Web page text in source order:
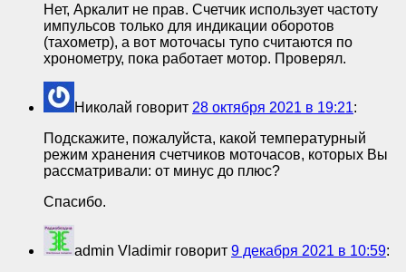
Нет, Аркалит не прав. Счетчик использует частоту
импульсов только для индикации оборотов
(тахометр), а вот моточасы тупо считаются по
хронометру, пока работает мотор. Проверял.
Николай говорит 28 октября 2021 в 19:21:
Подскажите, пожалуйста, какой температурный
режим хранения счетчиков моточасов, которых Вы
рассматривали: от минус до плюс?
Спасибо.
admin Vladimir говорит 9 декабря 2021 в 10:59: